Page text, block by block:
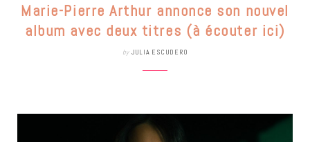
Marie-Pierre Arthur annonce son nouvel
album avec deux titres (à écouter ici)
by JULIA ESCUDERO